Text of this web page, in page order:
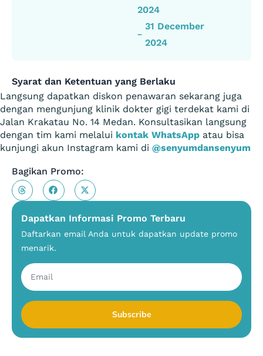
2024
31 December
2024
Syarat dan Ketentuan yang Berlaku
Langsung dapatkan diskon penawaran sekarang juga
dengan mengunjung klinik dokter gigi terdekat kami di
Jalan Krakatau No. 14 Medan. Konsultasikan langsung
dengan tim kami melalui kontak WhatsApp atau bisa
kunjungi akun Instagram kami di @senyumdansenyum
Dapatkan Informasi Promo Terbaru
Daftarkan email Anda untuk dapatkan update promo
menarik.
Subscribe
Bagikan Promo: